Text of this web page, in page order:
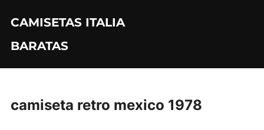
contenido
CAMISETAS ITALIA
BARATAS
camiseta retro mexico 1978